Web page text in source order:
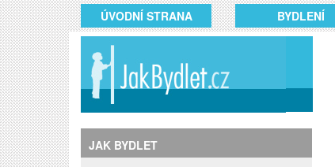
ÚVODNÍ STRANA BYDLENÍ
JAK BYDLET